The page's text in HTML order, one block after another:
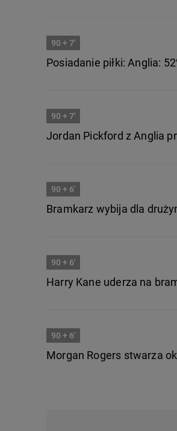
90 + 7'
Posiadanie piłki: Anglia:
90 + 7'
Jordan Pickford z Anglia
90 + 6'
Bramkarz wybija dla
90 + 6'
Harry Kane uderza na
90 + 6'
Morgan Rogers stwarza